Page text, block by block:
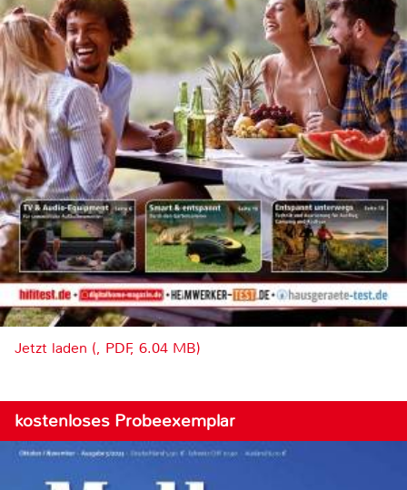
Jetzt laden (, PDF, 6.04 MB)
kostenloses Probeexemplar